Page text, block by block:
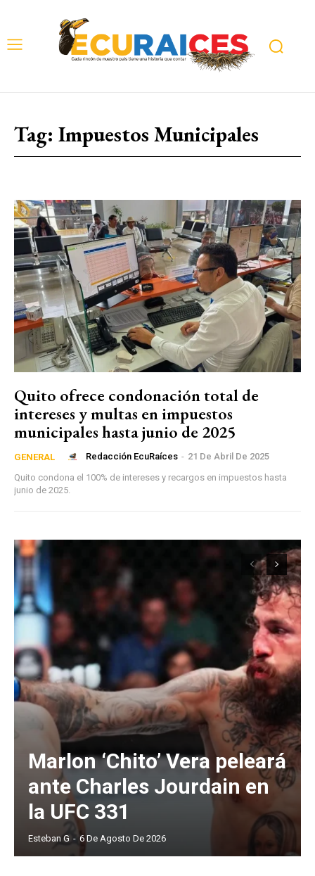
Tag: Impuestos Municipales
Quito ofrece condonación total de
intereses y multas en impuestos
municipales hasta junio de 2025
GENERAL Redacción EcuRaíces - 21 De Abril De 2025
Quito condona el 100% de intereses y recargos en impuestos hasta
junio de 2025.
Marlon ‘Chito’ Vera peleará
ante Charles Jourdain en
la UFC 331
Esteban G - 6 De Agosto De 2026